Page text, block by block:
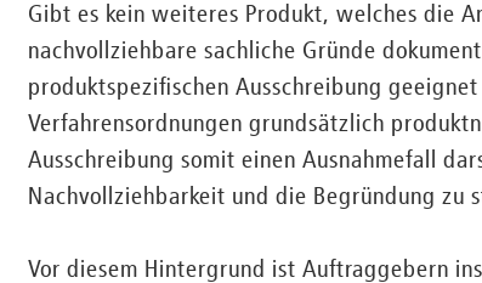
Gibt es kein weiteres Produkt, welches die
nachvollziehbare sachliche Gründe
produktspezifischen Ausschreibung
Verfahrensordnungen grundsätzlich
Ausschreibung somit einen Ausnahmefall
Nachvollziehbarkeit und die Begründung zu
Vor diesem Hintergrund ist Auftraggebern